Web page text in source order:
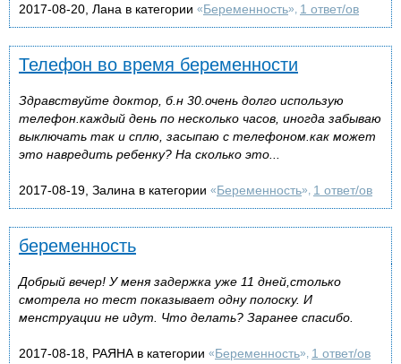
2017-08-20, Лана в категории «Беременность», 1 ответ/ов
Телефон во время беременности
Здравствуйте доктор, б.н 30.очень долго использую
телефон.каждый день по несколько часов, иногда забываю
выключать так и сплю, засыпаю с телефоном.как может
это навредить ребенку? На сколько это...
2017-08-19, Залина в категории «Беременность», 1 ответ/ов
беременность
Добрый вечер! У меня задержка уже 11 дней,столько
смотрела но тест показывает одну полоску. И
менструации не идут. Что делать? Заранее спасибо.
2017-08-18, РАЯНА в категории «Беременность», 1 ответ/ов